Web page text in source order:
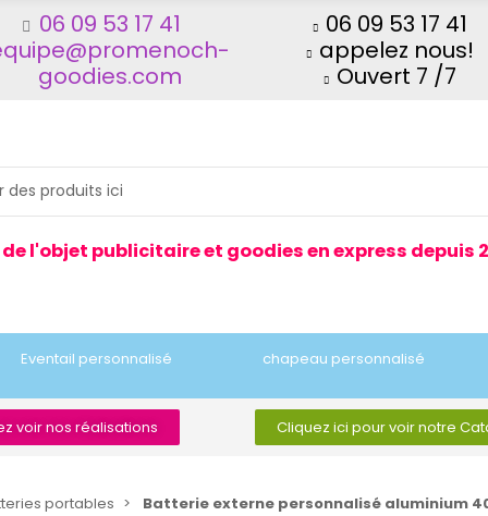
06 09 53 17 41
goodies.com
06 09 53 17 41
appelez nous!
Ouvert 7 /7
l'objet publicitaire et goodies en express depuis
Eventail personnalisé chapeau personnalisé
voir nos réalisations Cliquez ici pour voir notre
portables Batterie externe personnalisé aluminium